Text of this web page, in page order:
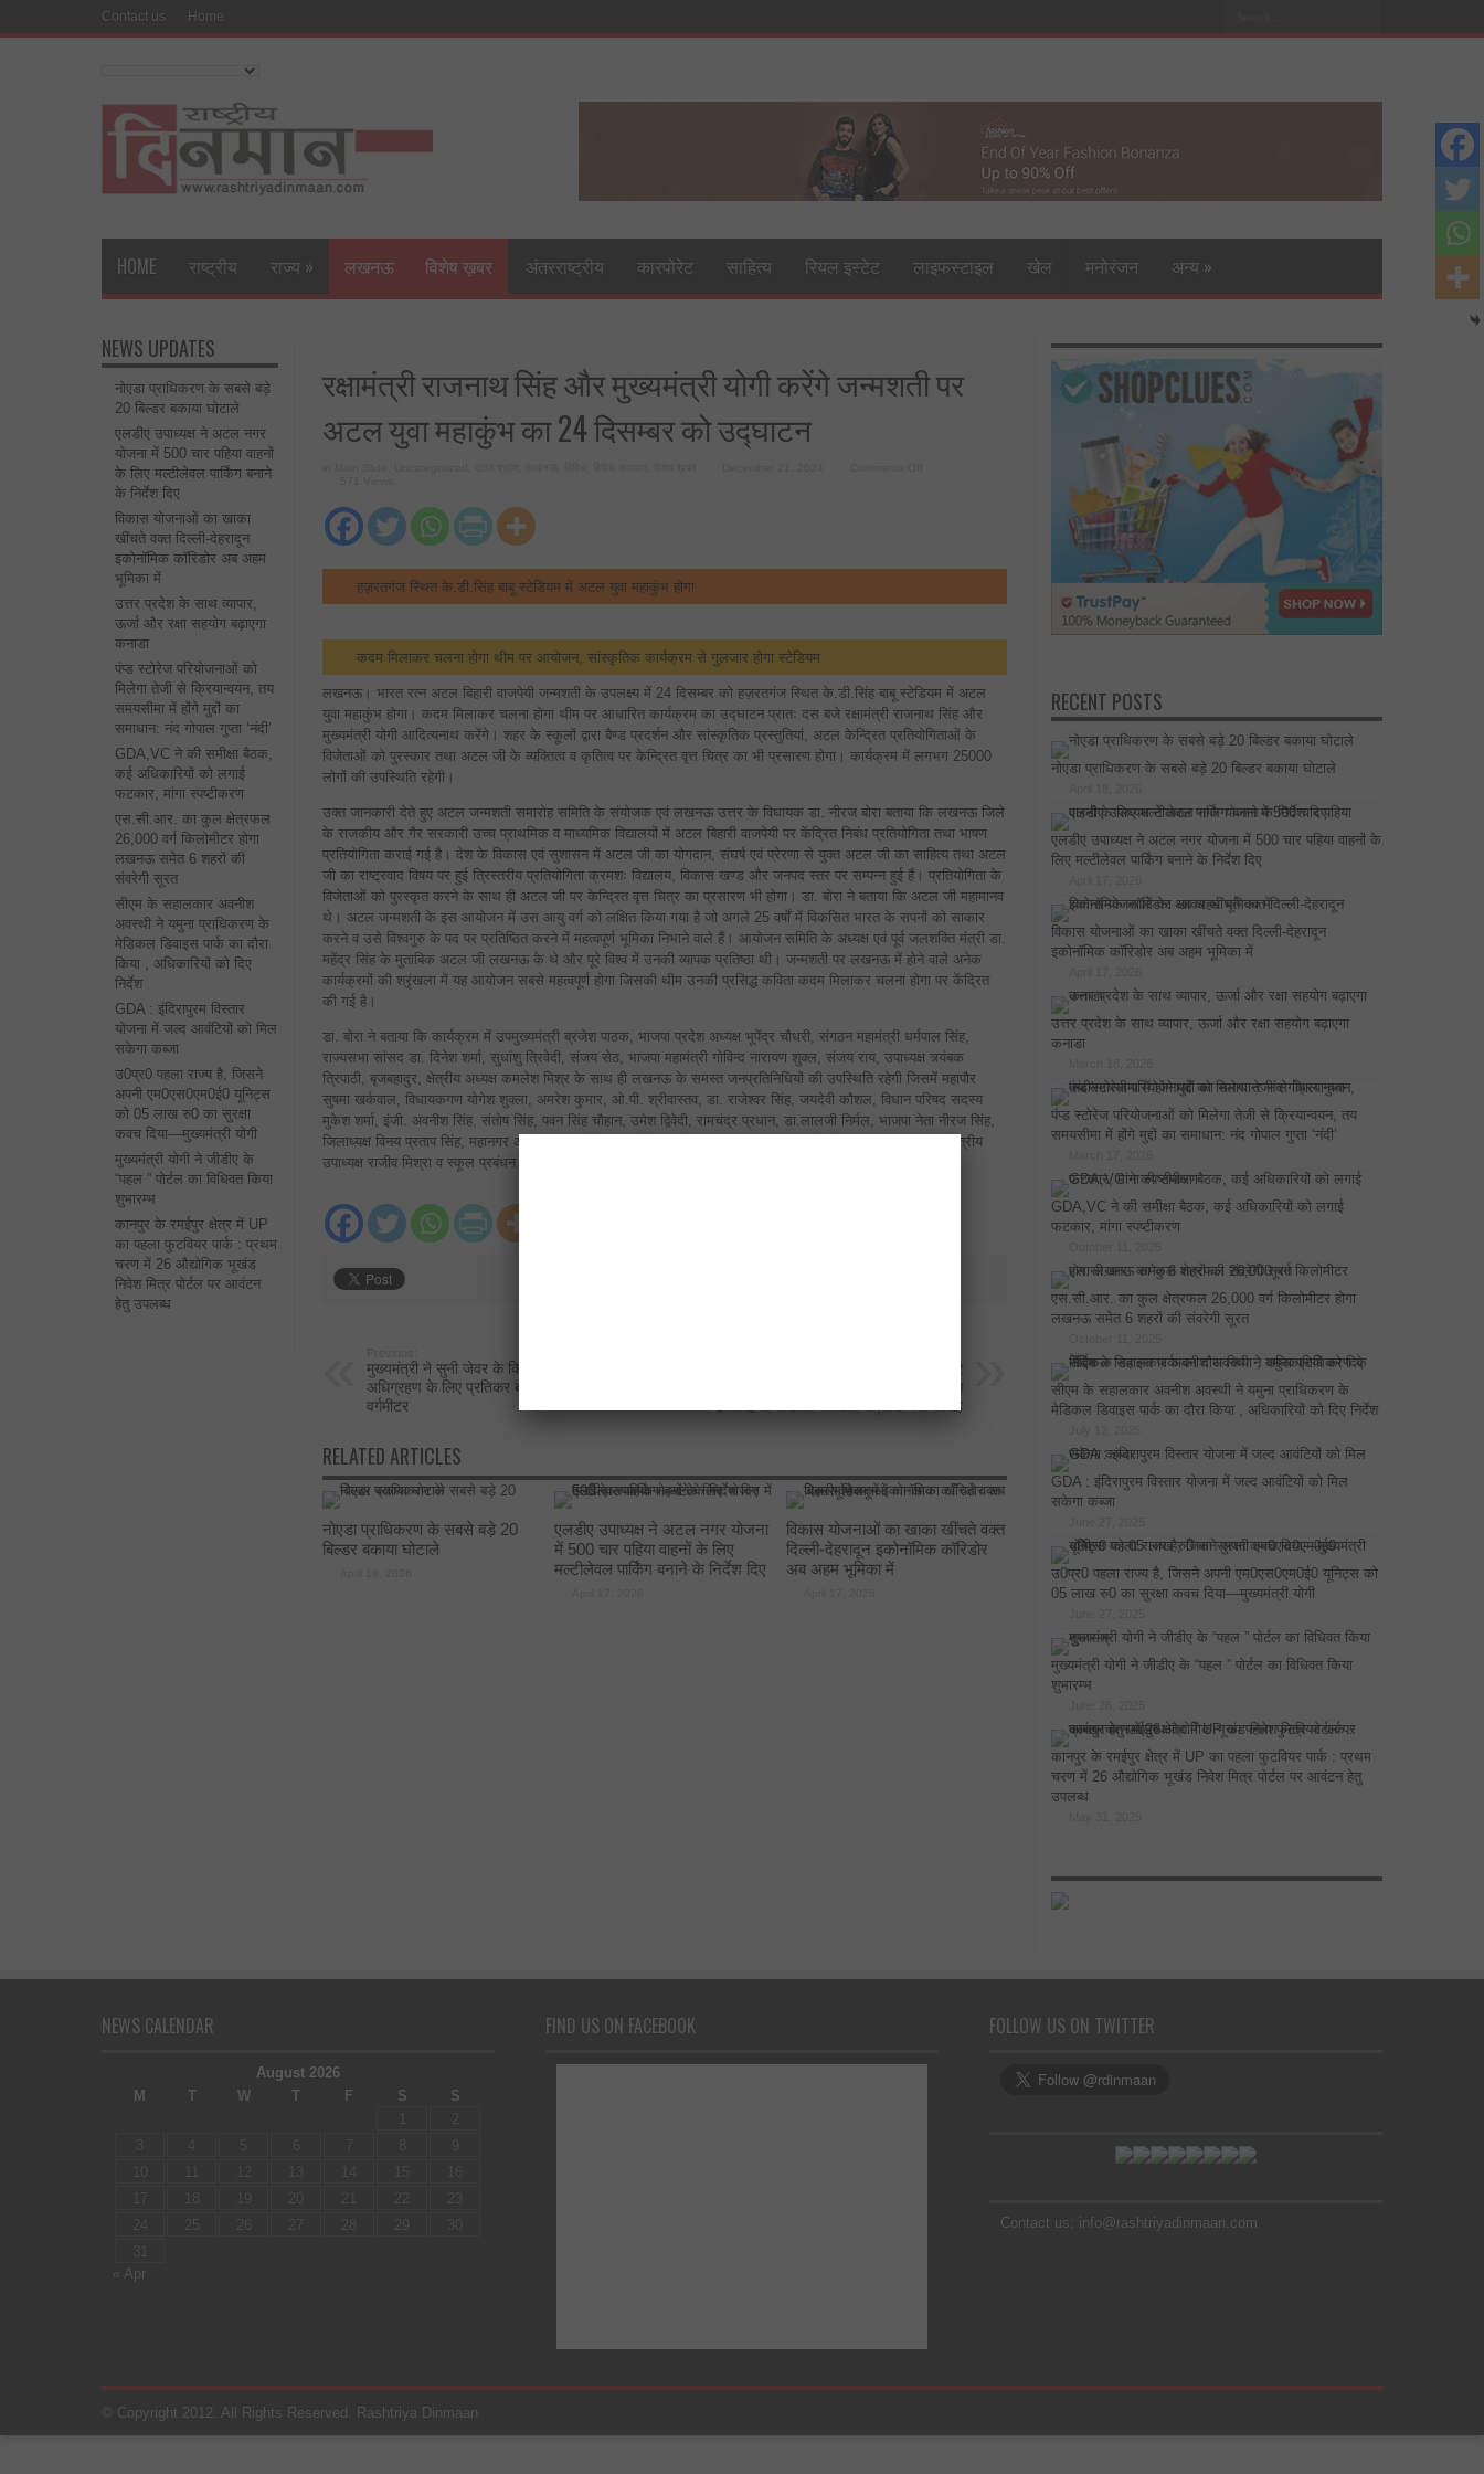
Contact us Home
HOME राष्ट्रीय राज्य » लखनऊ विशेष ख़बर अंतरराष्ट्रीय कारपोरेट साहित्य रियल इस्टेट लाइफस्टाइल खेल मनोरंजन अन्य »
रक्षामंत्री राजनाथ सिंह और मुख्यमंत्री योगी करेंगे जन्मशती पर
अटल युवा महाकुंभ का 24 दिसम्बर को उद्घाटन
जन्मशती
का
को
उद्घाटन
हज़रतगंज स्थित के.डी.सिंह बाबू स्टेडियम में अटल युवा महाकुंभ होगा
कदम मिलाकर चलना होगा थीम पर आयोजन, सांस्कृतिक कार्यक्रम से गुलजार होगा स्टेडियम
लखनऊ। भारत रत्न अटल बिहारी वाजपेयी जन्मशती के उपलक्ष्य में 24 दिसम्बर को हज़रतगंज स्थित के.डी.सिंह बाबू स्टेडियम में अटल
युवा महाकुंभ होगा। कदम मिलाकर चलना होगा थीम पर आधारित कार्यक्रम का उद्घाटन प्रातः दस बजे रक्षामंत्री राजनाथ सिंह और
मुख्यमंत्री योगी आदित्यनाथ करेंगे। शहर के स्कूलों द्वारा बैण्ड प्रदर्शन और सांस्कृतिक प्रस्तुतियां, अटल केन्द्रित प्रतियोगिताओं के
विजेताओं को पुरस्कार तथा अटल जी के व्यक्तित्व व कृतित्व पर केन्द्रित वृत्त चित्र का भी प्रसारण होगा। कार्यक्रम में लगभग 25000
लोगों की उपस्थिति रहेगी।
उक्त जानकारी देते हुए अटल जन्मशती समारोह समिति के संयोजक एवं लखनऊ उत्तर के विधायक डा. नीरज बोरा बताया कि लखनऊ जिले
के राजकीय और गैर सरकारी उच्च प्राथमिक व माध्यमिक विद्यालयों में अटल बिहारी वाजपेयी पर केंद्रित निबंध प्रतियोगिता तथा भाषण
प्रतियोगिता कराई गई है। देश के विकास एवं सुशासन में अटल जी का योगदान, संघर्ष एवं प्रेरणा से युक्त अटल जी का साहित्य तथा अटल
जी का राष्ट्रवाद विषय पर हुई त्रिस्तरीय प्रतियोगिता क्रमशः विद्यालय, विकास खण्ड और जनपद स्तर पर सम्पन्न हुई हैं। प्रतियोगिता के
विजेताओं को पुरस्कृत करने के साथ ही अटल जी पर केन्द्रित वृत्त चित्र का प्रसारण भी होगा। डा. बोरा ने बताया कि अटल जी महामानव
थे। अटल जन्मशती के इस आयोजन में उस आयु वर्ग को लक्षित किया गया है जो अगले 25 वर्षों में विकसित भारत के सपनों को साकार
करने व उसे विश्वगुरु के पद पर प्रतिष्ठित करने में महत्वपूर्ण भूमिका निभाने वाले हैं। आयोजन समिति के अध्यक्ष एवं पूर्व जलशक्ति मंत्री डा.
महेंद्र सिंह के मुताबिक अटल जी लखनऊ के थे और पूरे विश्व में उनकी व्यापक प्रतिष्ठा थी। जन्मशती पर लखनऊ में होने वाले अनेक
कार्यक्रमों की श्रृंखला में यह आयोजन सबसे महत्वपूर्ण होगा जिसकी थीम उनकी प्रसिद्ध कविता कदम मिलाकर चलना होगा पर केंद्रित
की गई है।
डा. बोरा ने बताया कि कार्यक्रम में उपमुख्यमंत्री ब्रजेश पाठक, भाजपा प्रदेश अध्यक्ष भूपेंद्र चौधरी, संगठन महामंत्री धर्मपाल सिंह,
राज्यसभा सांसद डा. दिनेश शर्मा, सुधांशु त्रिवेदी, संजय सेठ, भाजपा महामंत्री गोविन्द नारायण शुक्ल, संजय राय, उपाध्यक्ष त्र्यंबक
त्रिपाठी, बृजबहादुर, क्षेत्रीय अध्यक्ष कमलेश मिश्र के साथ ही लखनऊ के समस्त जनप्रतिनिधियों की उपस्थिति रहेगी जिसमें महापौर
सुषमा खर्कवाल, विधायकगण योगेश शुक्ला, अमरेश कुमार, ओ.पी. श्रीवास्तव, डा. राजेश्वर सिंह, जयदेवी कौशल, विधान परिषद सदस्य
मुकेश शर्मा, इंजी. अवनीश सिंह, संतोष सिंह, पवन सिंह चौहान, उमेश द्विवेदी, रामचंद्र प्रधान, डा.लालजी निर्मल, भाजपा नेता नीरज सिंह,
जिलाध्यक्ष विनय प्रताप सिंह, महानगर अध्यक्ष आनंद द्विवेदी, उपविजेता पश्चिम अंजनी श्रीवास्तव, उपविजेता मध्य रजनीश गुप्ता, क्षेत्रीय
उपाध्यक्ष राजीव मिश्रा व स्कूल प्रबंधन प्रकोष्ठ के अध्यक्ष अनिल अग्रवाल आदि की विशिष्ट उपस्थिति रहेगी।
मुख्यमंत्री ने सुनी जेवर के किसानों की पुकार, भूमि
अधिग्रहण के लिए प्रतिकर बढ़ाकर किया ₹4300/
वर्गमीटर
श्रद्धेय अटल बिहारी वाजपेयी के व्यक्तित्व और
कृतित्व से देश ही नहीं बल्कि पूरी दुनिया के लोग
अच्छी तरह से परिचित — रक्षा मंत्री राजनाथ सिंह
RELATED ARTICLES
नोएडा प्राधिकरण के सबसे बड़े 20
बिल्डर बकाया घोटाले
एलडीए उपाध्यक्ष ने अटल नगर योजना
में 500 चार पहिया वाहनों के लिए
मल्टीलेवल पार्किंग बनाने के निर्देश दिए
विकास योजनाओं का खाका खींचते वक्त
दिल्ली-देहरादून इकोनॉमिक कॉरिडोर
अब अहम भूमिका में
NEWS UPDATES
नोएडा प्राधिकरण के सबसे बड़े
20 बिल्डर बकाया घोटाले
एलडीए उपाध्यक्ष ने अटल नगर
योजना में 500 चार पहिया वाहनों
के लिए मल्टीलेवल पार्किंग बनाने
के निर्देश दिए
विकास योजनाओं का खाका
खींचते वक्त दिल्ली-देहरादून
इकोनॉमिक कॉरिडोर अब अहम
भूमिका में
उत्तर प्रदेश के साथ व्यापार,
ऊर्जा और रक्षा सहयोग बढ़ाएगा
कनाडा
पंप्ड स्टोरेज परियोजनाओं को
मिलेगा तेजी से क्रियान्वयन, तय
समयसीमा में होंगे मुद्दों का
समाधान: नंद गोपाल गुप्ता ‘नंदी’
GDA,VC ने की समीक्षा बैठक,
कई अधिकारियों को लगाई
फटकार, मांगा स्पष्टीकरण
एस.सी.आर. का कुल क्षेत्रफल
26,000 वर्ग किलोमीटर होगा
लखनऊ समेत 6 शहरों की
संवरेगी सूरत
सीएम के सहालकार अवनीश
अवस्थी ने यमुना प्राधिकरण के
मेडिकल डिवाइस पार्क का दौरा
किया , अधिकारियों को दिए
निर्देश
GDA : इंदिरापुरम विस्तार
योजना में जल्द आवंटियों को मिल
सकेगा कब्जा
उ0प्र0 पहला राज्य है, जिसने
अपनी एम0एस0एम0ई0 यूनिट्स
को 05 लाख रु0 का सुरक्षा
कवच दिया—मुख्यमंत्री योगी
मुख्यमंत्री योगी ने जीडीए के
“पहल ” पोर्टल का विधिवत किया
शुभारम्भ
कानपुर के रमईपुर क्षेत्र में UP
का पहला फुटवियर पार्क : प्रथम
चरण में 26 औद्योगिक भूखंड
निवेश मित्र पोर्टल पर आवंटन
हेतु उपलब्ध
RECENT POSTS
नोएडा प्राधिकरण के सबसे बड़े 20 बिल्डर बकाया घोटाले
एलडीए उपाध्यक्ष ने अटल नगर योजना में 500 चार पहिया वाहनों के
लिए मल्टीलेवल पार्किंग बनाने के निर्देश दिए
विकास योजनाओं का खाका खींचते वक्त दिल्ली-देहरादून
इकोनॉमिक कॉरिडोर अब अहम भूमिका में
उत्तर प्रदेश के साथ व्यापार, ऊर्जा और रक्षा सहयोग बढ़ाएगा
कनाडा
पंप्ड स्टोरेज परियोजनाओं को मिलेगा तेजी से क्रियान्वयन, तय
समयसीमा में होंगे मुद्दों का समाधान: नंद गोपाल गुप्ता ‘नंदी’
GDA,VC ने की समीक्षा बैठक, कई अधिकारियों को लगाई
फटकार, मांगा स्पष्टीकरण
एस.सी.आर. का कुल क्षेत्रफल 26,000 वर्ग किलोमीटर होगा
लखनऊ समेत 6 शहरों की संवरेगी सूरत
सीएम के सहालकार अवनीश अवस्थी ने यमुना प्राधिकरण के
मेडिकल डिवाइस पार्क का दौरा किया , अधिकारियों को दिए निर्देश
GDA : इंदिरापुरम विस्तार योजना में जल्द आवंटियों को मिल
सकेगा कब्जा
उ0प्र0 पहला राज्य है, जिसने अपनी एम0एस0एम0ई0 यूनिट्स को
05 लाख रु0 का सुरक्षा कवच दिया—मुख्यमंत्री योगी
मुख्यमंत्री योगी ने जीडीए के “पहल ” पोर्टल का विधिवत किया
शुभारम्भ
कानपुर के रमईपुर क्षेत्र में UP का पहला फुटवियर पार्क : प्रथम
चरण में 26 औद्योगिक भूखंड निवेश मित्र पोर्टल पर आवंटन हेतु
उपलब्ध
NEWS CALENDAR
August 2026
M
T W T F S
S
1
2
3
5 7 8
10
11 12 13 14 15
16
17
18 19 20 21 22
23
24
25 26 27 28 29
30
31
« Apr
FIND US ON FACEBOOK FOLLOW US ON TWITTER
Contact us: info@rashtriyadinmaan.com
© Copyright 2012. All Rights Reserved. Rashtriya Dinmaan